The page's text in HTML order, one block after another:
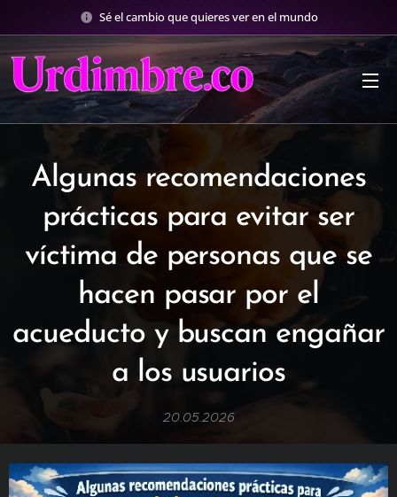
Sé el cambio que quieres ver en el mundo
Algunas recomendaciones
prácticas para evitar ser
víctima de personas que se
hacen pasar por el
acueducto y buscan engañar
a los usuarios
20.05.2026